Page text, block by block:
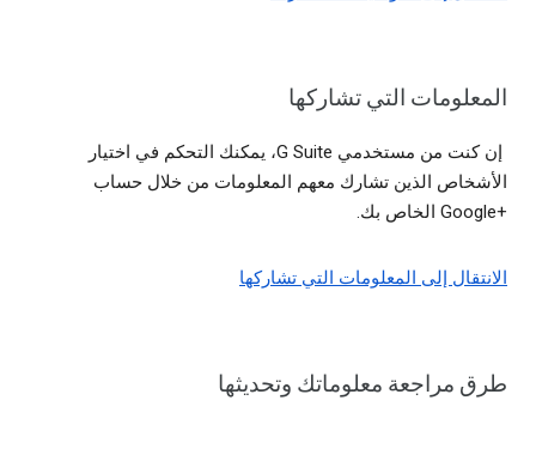
المعلومات التي تشاركها
إن كنت من مستخدمي G Suite، يمكنك التحكم في اختيار
الأشخاص الذين تشارك معهم المعلومات من خلال حساب
+Google الخاص بك.
الانتقال إلى المعلومات التي تشاركها
طرق مراجعة معلوماتك وتحديثها